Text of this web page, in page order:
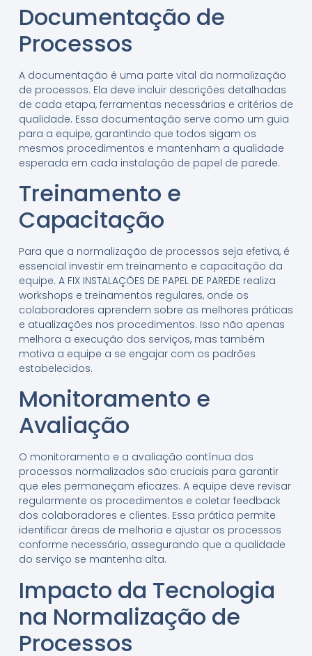
Documentação de
Processos
A documentação é uma parte vital da normalização
de processos. Ela deve incluir descrições detalhadas
de cada etapa, ferramentas necessárias e critérios de
qualidade. Essa documentação serve como um guia
para a equipe, garantindo que todos sigam os
mesmos procedimentos e mantenham a qualidade
esperada em cada instalação de papel de parede.
Treinamento e
Capacitação
Para que a normalização de processos seja efetiva, é
essencial investir em treinamento e capacitação da
equipe. A FIX INSTALAÇÕES DE PAPEL DE PAREDE realiza
workshops e treinamentos regulares, onde os
colaboradores aprendem sobre as melhores práticas
e atualizações nos procedimentos. Isso não apenas
melhora a execução dos serviços, mas também
motiva a equipe a se engajar com os padrões
estabelecidos.
Monitoramento e
Avaliação
O monitoramento e a avaliação contínua dos
processos normalizados são cruciais para garantir
que eles permaneçam eficazes. A equipe deve revisar
regularmente os procedimentos e coletar feedback
dos colaboradores e clientes. Essa prática permite
identificar áreas de melhoria e ajustar os processos
conforme necessário, assegurando que a qualidade
do serviço se mantenha alta.
Impacto da Tecnologia
na Normalização de
Processos